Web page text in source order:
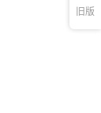
旧版